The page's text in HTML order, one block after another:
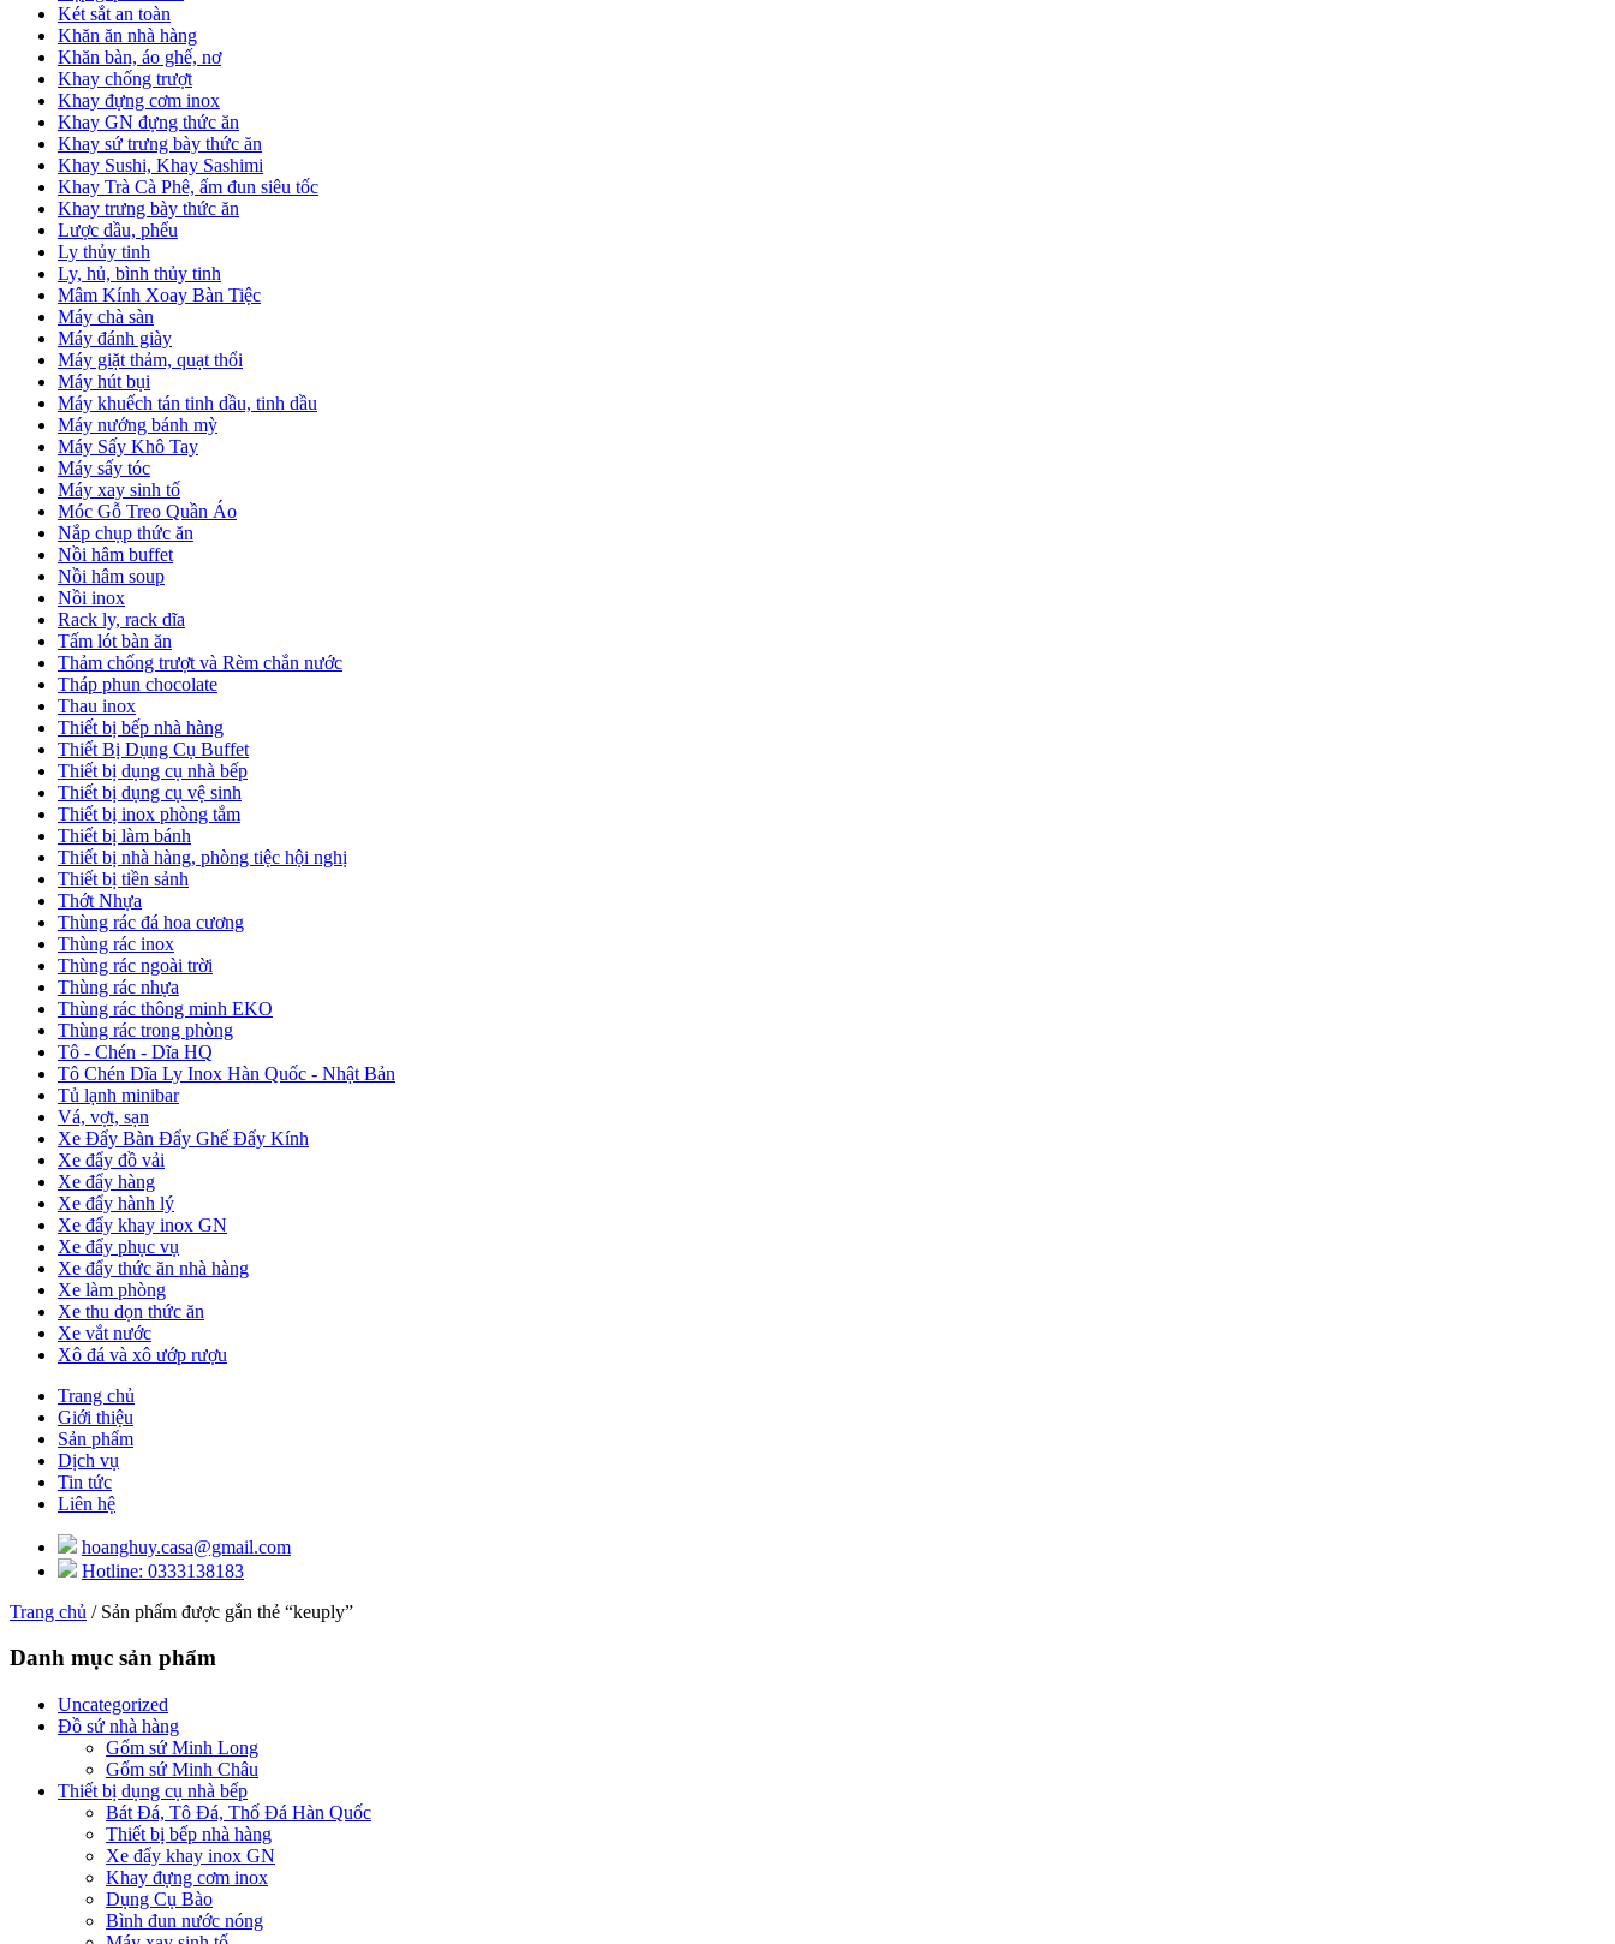
Két sắt an toàn
Khăn ăn nhà hàng
Khăn bàn, áo ghế, nơ
Khay chống trượt
Khay đựng cơm inox
Khay GN đựng thức ăn
Khay sứ trưng bày thức ăn
Khay Sushi, Khay Sashimi
Khay Trà Cà Phê, ấm đun siêu tốc
Khay trưng bày thức ăn
Lược dầu, phểu
Ly thủy tinh
Ly, hủ, bình thủy tinh
Mâm Kính Xoay Bàn Tiệc
Máy chà sàn
Máy đánh giày
Máy giặt thảm, quạt thổi
Máy hút bụi
Máy khuếch tán tinh dầu, tinh dầu
Máy nướng bánh mỳ
Máy Sấy Khô Tay
Máy sấy tóc
Máy xay sinh tố
Móc Gỗ Treo Quần Áo
Nắp chụp thức ăn
Nồi hâm buffet
Nồi hâm soup
Nồi inox
Rack ly, rack dĩa
Tấm lót bàn ăn
Thảm chống trượt và Rèm chắn nước
Tháp phun chocolate
Thau inox
Thiết bị bếp nhà hàng
Thiết Bị Dụng Cụ Buffet
Thiết bị dụng cụ nhà bếp
Thiết bị dụng cụ vệ sinh
Thiết bị inox phòng tắm
Thiết bị làm bánh
Thiết bị nhà hàng, phòng tiệc hội nghị
Thiết bị tiền sảnh
Thớt Nhựa
Thùng rác đá hoa cương
Thùng rác inox
Thùng rác ngoài trời
Thùng rác nhựa
Thùng rác thông minh EKO
Thùng rác trong phòng
Tô - Chén - Dĩa HQ
Tô Chén Dĩa Ly Inox Hàn Quốc - Nhật Bản
Tủ lạnh minibar
Vá, vợt, sạn
Xe Đẩy Bàn Đẩy Ghế Đẩy Kính
Xe đẩy đồ vải
Xe đẩy hàng
Xe đẩy hành lý
Xe đẩy khay inox GN
Xe đẩy phục vụ
Xe đẩy thức ăn nhà hàng
Xe làm phòng
Xe thu dọn thức ăn
Xe vắt nước
Xô đá và xô ướp rượu
Trang chủ
Giới thiệu
Sản phẩm
Dịch vụ
Tin tức
Liên hệ
hoanghuy.casa@gmail.com
Hotline: 0333138183
Trang chủ / Sản phẩm được gắn thẻ “keuply”
Danh mục sản phẩm
Uncategorized
Đồ sứ nhà hàng
Gốm sứ Minh Long
Gốm sứ Minh Châu
Thiết bị dụng cụ nhà bếp
Bát Đá, Tô Đá, Thố Đá Hàn Quốc
Thiết bị bếp nhà hàng
Xe đẩy khay inox GN
Khay đựng cơm inox
Dụng Cụ Bào
Bình đun nước nóng